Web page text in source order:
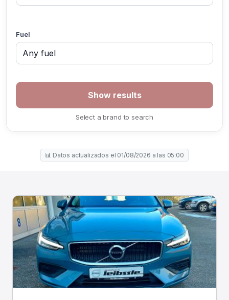
Fuel
Select a brand to search
📊 Datos actualizados el 01/08/2026 a las 05:00